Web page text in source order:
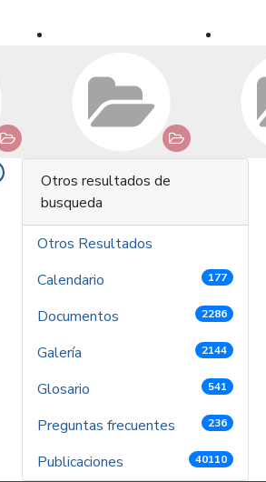
Otros resultados de
busqueda
Otros Resultados
Calendario
177
Documentos 2286
Galería 2144
Glosario 541
Preguntas frecuentes 236
Publicaciones 40110